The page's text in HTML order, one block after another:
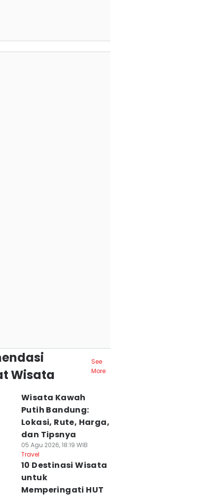
Wisata
See
More
Wisata Kawah
Putih Bandung:
Lokasi, Rute, Harga,
dan Tipsnya
05 Agu 2026, 18:19 WIB
Travel
10 Destinasi Wisata
untuk
Memperingati HUT